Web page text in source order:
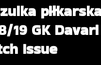
19 GK
Issue